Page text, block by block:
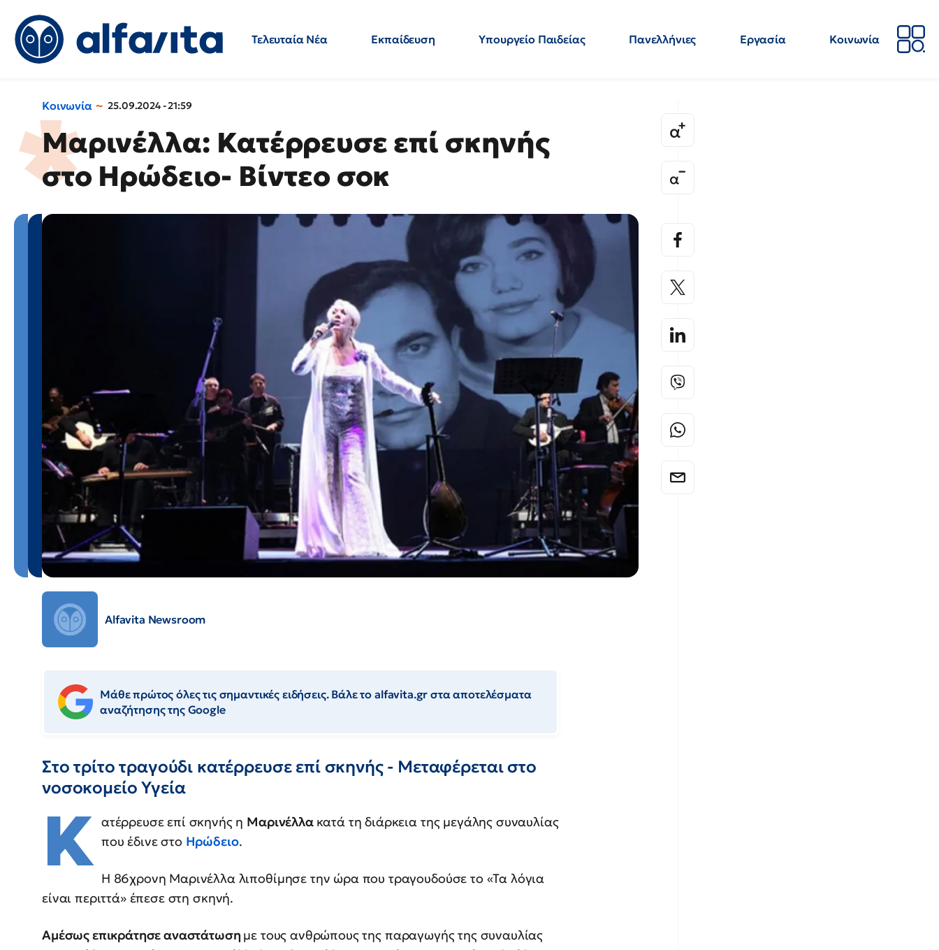
Τελευταία Νέα Εκπαίδευση Υπουργείο Παιδείας Πανελλήνιες Εργασία
Κοινωνία
Κοινωνία 25.09.2024 - 21:59
Μαρινέλλα: Κατέρρευσε επί σκηνής
στο Ηρώδειο- Βίντεο σοκ
Alfavita Newsroom
Μάθε πρώτος όλες τις σημαντικές ειδήσεις. Βάλε το alfavita.gr στα αποτελέσματα
αναζήτησης της Google
Στο τρίτο τραγούδι κατέρρευσε επί σκηνής - Μεταφέρεται στο
νοσοκομείο Υγεία
Κ ατέρρευσε επί σκηνής η Μαρινέλλα κατά τη διάρκεια της μεγάλης συναυλίας
που έδινε στο Ηρώδειο.
Η 86χρονη Μαρινέλλα λιποθίμησε την ώρα που τραγουδούσε το «Τα λόγια
είναι περιττά» έπεσε στη σκηνή.
Αμέσως επικράτησε αναστάτωση με τους ανθρώπους της παραγωγής της συναυλίας